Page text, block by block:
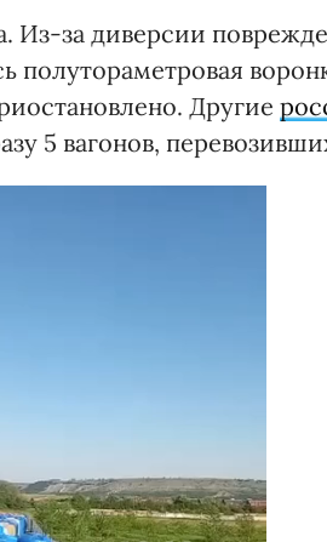
Из-за диверсии
полутораметровая
Другие
5 вагонов,